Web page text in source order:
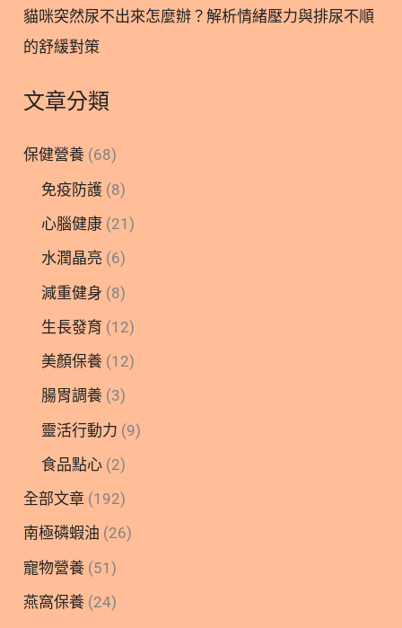
貓咪突然尿不出來怎麼辦？解析情緒壓力與排尿不順
的舒緩對策
文章分類
保健營養 (68)
免疫防護 (8)
心腦健康 (21)
水潤晶亮 (6)
減重健身 (8)
生長發育 (12)
美顏保養 (12)
腸胃調養 (3)
靈活行動力 (9)
食品點心 (2)
全部文章 (192)
南極磷蝦油 (26)
寵物營養 (51)
燕窩保養 (24)